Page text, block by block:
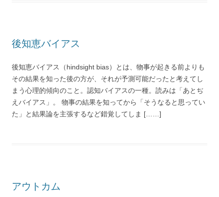
後知恵バイアス
後知恵バイアス（hindsight bias）とは、物事が起きる前よりも
その結果を知った後の方が、それが予測可能だったと考えてし
まう心理的傾向のこと。認知バイアスの一種。読みは「あとぢ
えバイアス」。 物事の結果を知ってから「そうなると思ってい
た」と結果論を主張するなど錯覚してしま [……]
アウトカム